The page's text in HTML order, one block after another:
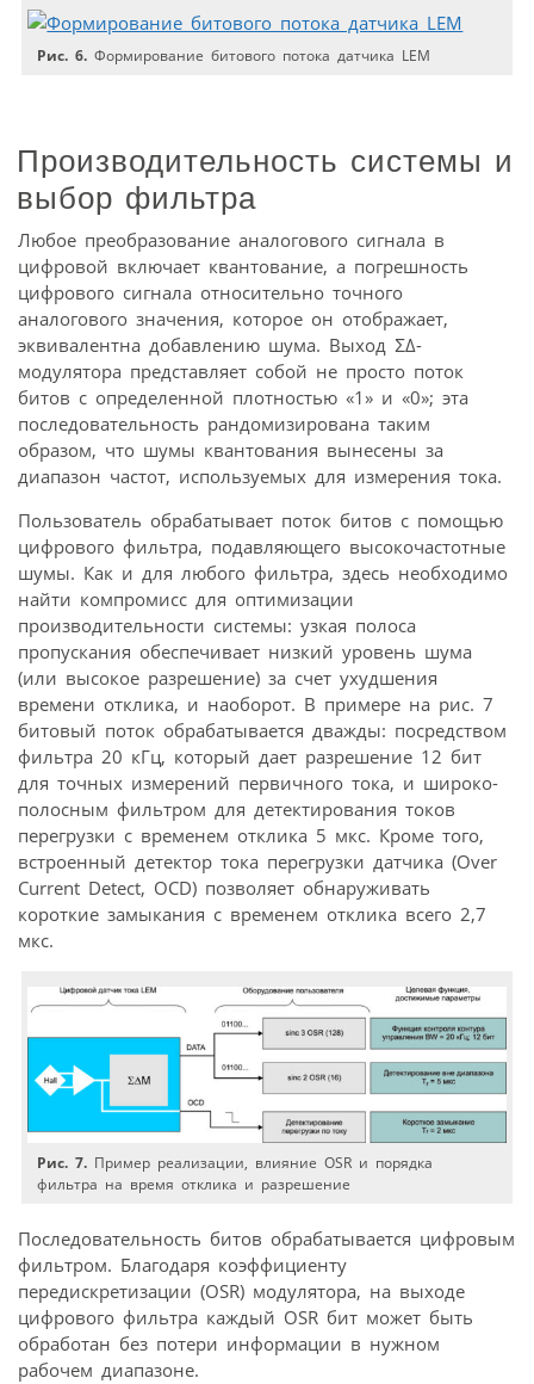
Рис. 6. Формирование битового потока датчика LEM
Производительность системы и
выбор фильтра
Любое преобразование аналогового сигнала в
цифровой включает квантование, а погрешность
цифрового сигнала относительно точного
аналогового значения, которое он отображает,
эквивалентна добавлению шума. Выход Ʃ∆-
модулятора представляет собой не просто поток
битов с определенной плотностью «1» и «0»; эта
последовательность рандомизирована таким
образом, что шумы квантования вынесены за
диапазон частот, используемых для измерения тока.
Пользователь обрабатывает поток битов с помощью
цифрового фильтра, подавляющего высокочастотные
шумы. Как и для любого фильтра, здесь необходимо
найти компромисс для оптимизации
производительности системы: узкая полоса
пропускания обеспечивает низкий уровень шума
(или высокое разрешение) за счет ухудшения
времени отклика, и наоборот. В примере на рис. 7
битовый поток обрабатывается дважды: посредством
фильтра 20 кГц, который дает разрешение 12 бит
для точных измерений первичного тока, и широко­
полосным фильтром для детектирования токов
перегрузки с временем отклика 5 мкс. Кроме того,
встроенный детектор тока перегрузки датчика (Over
Current Detect, OCD) позволяет обнаруживать
короткие замыкания с временем отклика всего 2,7
мкс.
Рис. 7. Пример реализации, влияние OSR и порядка
фильтра на время отклика и разрешение
Последовательность битов обрабатывается цифровым
фильтром. Благодаря коэффициенту
передискретизации (OSR) модулятора, на выходе
цифрового фильтра каждый OSR бит может быть
обработан без потери информации в нужном
рабочем диапазоне.